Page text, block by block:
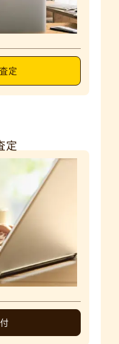
定
定